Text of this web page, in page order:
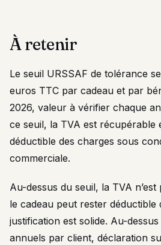
À retenir
Le seuil URSSAF de tolérance
euros TTC par cadeau et par
2026, valeur à vérifier chaque
ce seuil, la TVA est récupérable
déductible des charges sous
commerciale.
Au-dessus du seuil, la TVA
le cadeau peut rester déductible
justification est solide. Au-
annuels par client, déclaration